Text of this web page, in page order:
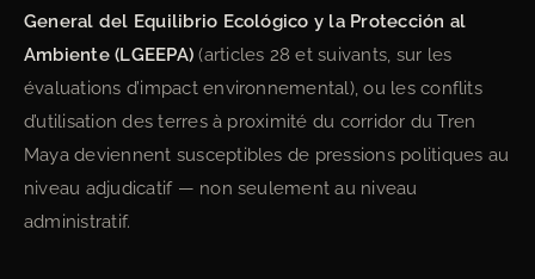
General del Equilibrio Ecológico y la Protección al
Ambiente (LGEEPA) (articles 28 et suivants, sur les
évaluations d’impact environnemental), ou les conflits
d’utilisation des terres à proximité du corridor du Tren
Maya deviennent susceptibles de pressions politiques au
niveau adjudicatif — non seulement au niveau
administratif.